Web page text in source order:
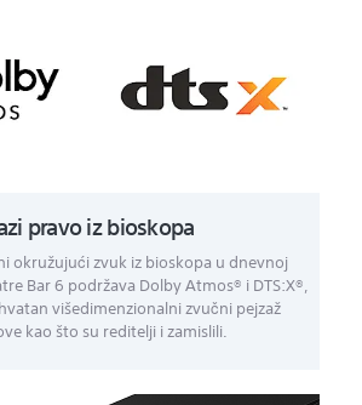
pravo iz bioskopa
okružujući zvuk iz bioskopa u dnevnoj
Bar 6 podržava Dolby Atmos® i DTS:X®,
višedimenzionalni zvučni pejzaž
kao što su reditelji i zamislili.